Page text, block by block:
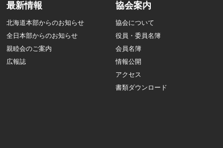
最新情報
北海道本部からのお知らせ
全日本部からのお知らせ
親睦会のご案内
広報誌
協会案内
協会について
役員・委員名簿
会員名簿
情報公開
アクセス
書類ダウンロード